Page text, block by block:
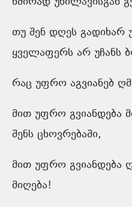
თუ შენ დღეს გადიხარ
ყველაფერს არ უჩანს
რაც უფრო აგვიანებ
მით უფრო გვიანდება
შენს ცხოვრებაში,
მით უფრო გვიანდება
მიღება!